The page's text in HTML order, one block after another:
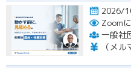
Zoom
一般社